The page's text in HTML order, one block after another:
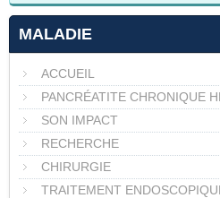
MALADIE
ACCUEIL
PANCRÉATITE CHRONIQUE
SON IMPACT
RECHERCHE
CHIRURGIE
TRAITEMENT